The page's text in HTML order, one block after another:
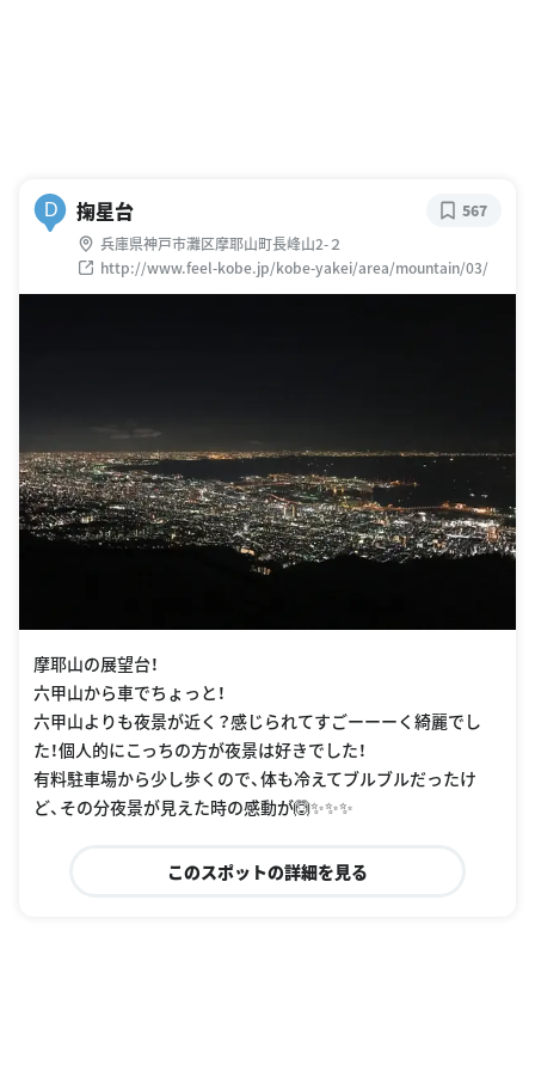
D 掬星台
兵庫県神戸市灘区摩耶山町長峰山2-２
http://www.feel-kobe.jp/kobe-yakei/area/mountain/03/
567
摩耶山の展望台！
六甲山から車でちょっと！
六甲山よりも夜景が近く？感じられてすごーーーく綺麗でし
た！個人的にこっちの方が夜景は好きでした！
有料駐車場から少し歩くので、体も冷えてブルブルだったけ
ど、その分夜景が見えた時の感動が🙆✨✨✨
このスポットの詳細を見る